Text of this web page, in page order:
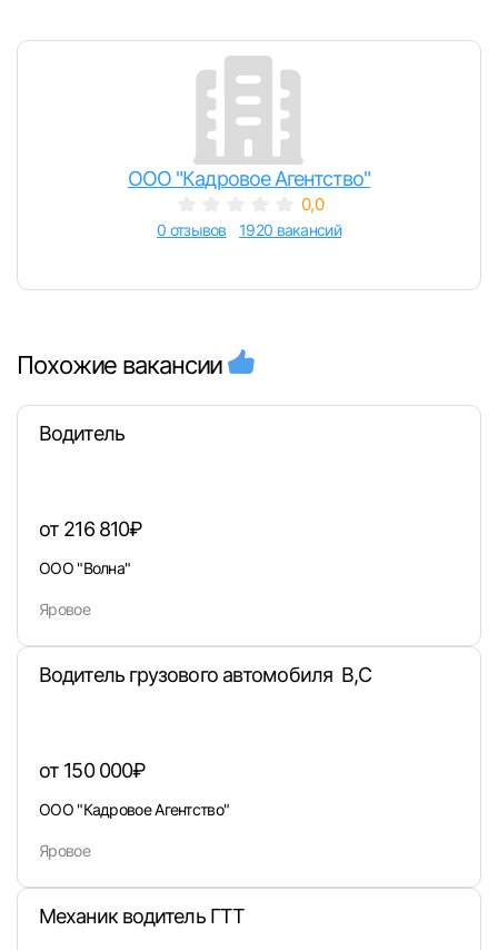
ООО "Кадровое Агентство"
0,0
0 отзывов 1920 вакансий
Похожие вакансии
Водитель
от 216 810₽
ООО "Волна"
Яровое
Водитель грузового автомобиля В,С
от 150 000₽
ООО "Кадровое Агентство"
Яровое
Механик водитель ГТТ